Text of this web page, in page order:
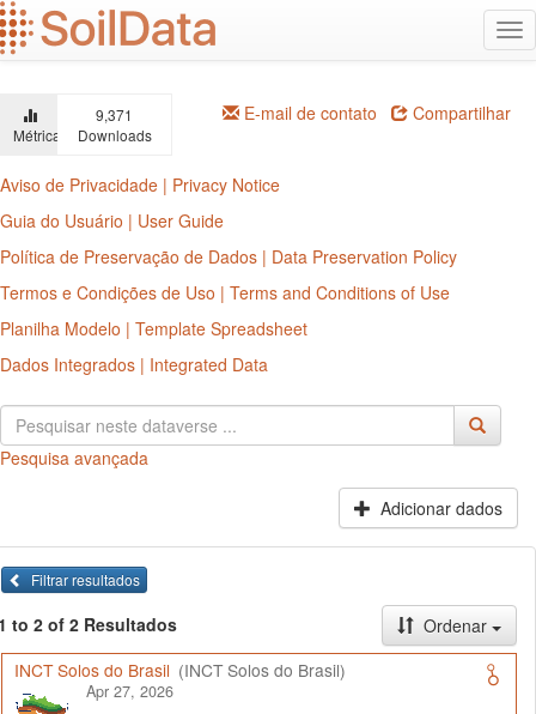
Ir
para
o
principal
Métricas
9,371
Downloads
E-mail de contato Compartilhar
Aviso de Privacidade | Privacy Notice
Guia do Usuário | User Guide
Política de Preservação de Dados | Data Preservation Policy
Termos e Condições de Uso | Terms and Conditions of Use
Planilha Modelo | Template Spreadsheet
Dados Integrados | Integrated Data
Pesquisa avançada
Adicionar dados
Filtrar resultados
to 2 of 2 Resultados
Ordenar
INCT Solos do Brasil (INCT Solos do Brasil)
Apr 27, 2026